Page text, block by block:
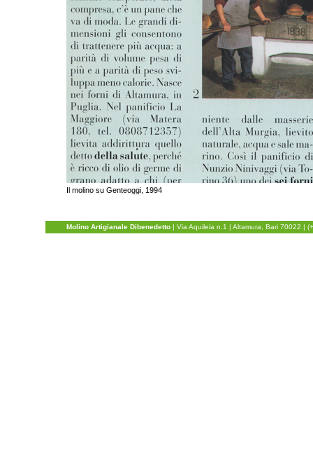
Il molino su Genteoggi, 1994
Molino Artigianale Dibenedetto | Via Aquileia n.1 | Altamura, Bari 70022 |